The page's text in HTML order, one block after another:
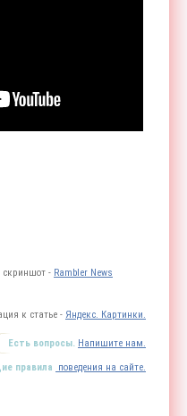
скриншот - Rambler News
к статье - Яндекс. Картинки.
Есть вопросы. Напишите нам.
правила поведения на сайте.